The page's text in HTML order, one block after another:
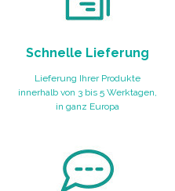
Schnelle Lieferung
Lieferung Ihrer Produkte
innerhalb von 3 bis 5 Werktagen,
in ganz Europa